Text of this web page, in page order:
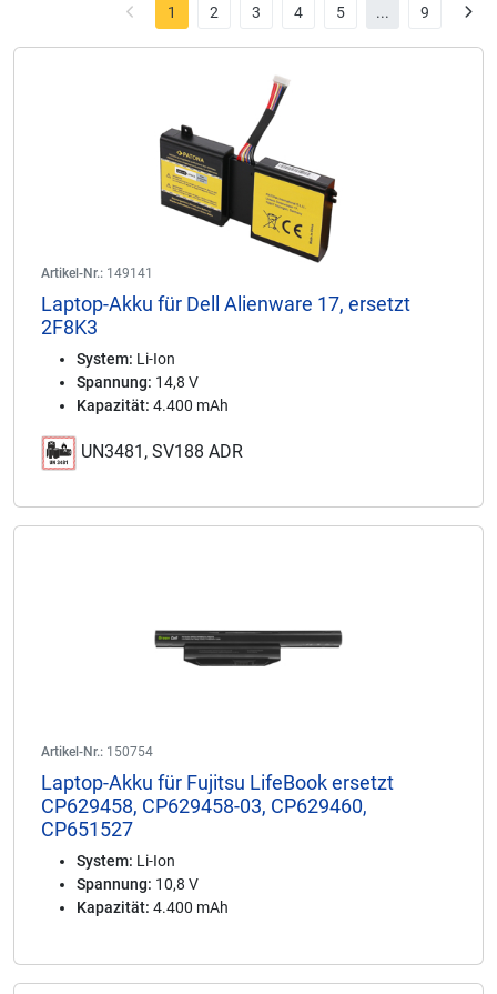
1 2 3 4 5 ... 9
Artikel-Nr.: 149141
Laptop-Akku für Dell Alienware 17, ersetzt
2F8K3
System: Li-Ion
Spannung: 14,8 V
Kapazität: 4.400 mAh
UN3481, SV188 ADR
Artikel-Nr.: 150754
Laptop-Akku für Fujitsu LifeBook ersetzt
CP629458, CP629458-03, CP629460,
CP651527
System: Li-Ion
Spannung: 10,8 V
Kapazität: 4.400 mAh